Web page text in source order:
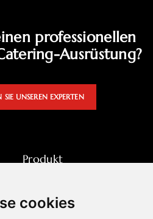
cookies
professionellen
Ausrüstung?
UNSEREN EXPERTEN
Produkt
Grilltisch